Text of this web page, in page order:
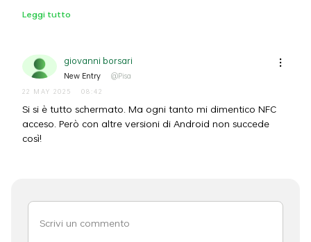
rubano codici.
Leggi tutto
giovanni borsari
New Entry @Pisa
22 MAY 2025 08:42
Si si è tutto schermato. Ma ogni tanto mi dimentico NFC
acceso. Però con altre versioni di Android non succede
così!